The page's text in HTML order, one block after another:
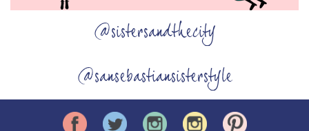
@sistersandthecity
@sansebastiansisterstyle